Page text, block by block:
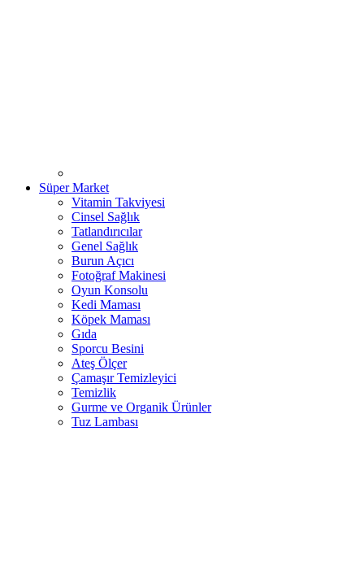
Süper Market
Vitamin Takviyesi
Cinsel Sağlık
Tatlandırıcılar
Genel Sağlık
Burun Açıcı
Fotoğraf Makinesi
Oyun Konsolu
Kedi Maması
Köpek Maması
Gıda
Sporcu Besini
Ateş Ölçer
Çamaşır Temizleyici
Temizlik
Gurme ve Organik Ürünler
Tuz Lambası